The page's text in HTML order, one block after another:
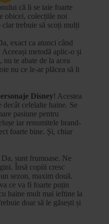
că li se taie foarte
obicei, colecțiile noi
trebuie să scoți mulți
exact ca atunci când
metodă aplic-o și
te abate de la acea
nu ce le-ar plăcea să li
Disney! Acestea
celelalte haine. Se
pasiune pentru
iar renumitele brand-
foarte bine. Și, chiar
Da, sunt frumoase. Ne
Însă copiii cresc
sezon, maxim două.
ce va fi foarte puțin
haine mult mai ieftine la
doar să le găsești și